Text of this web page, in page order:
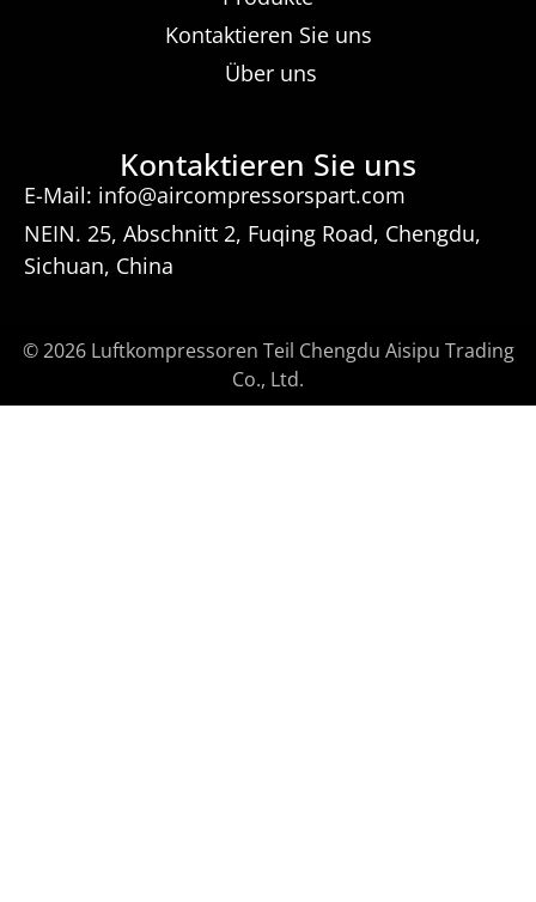
Kontaktieren Sie uns
Über uns
Kontaktieren Sie uns
E-Mail: info@aircompressorspart.com
NEIN. 25, Abschnitt 2, Fuqing Road, Chengdu,
Sichuan, China
© 2026 Luftkompressoren Teil Chengdu Aisipu Trading
Co., Ltd.